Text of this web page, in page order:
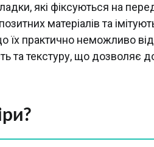
які фіксуються на
матеріалів та
їх практично неможливо
та текстуру, що дозволяє